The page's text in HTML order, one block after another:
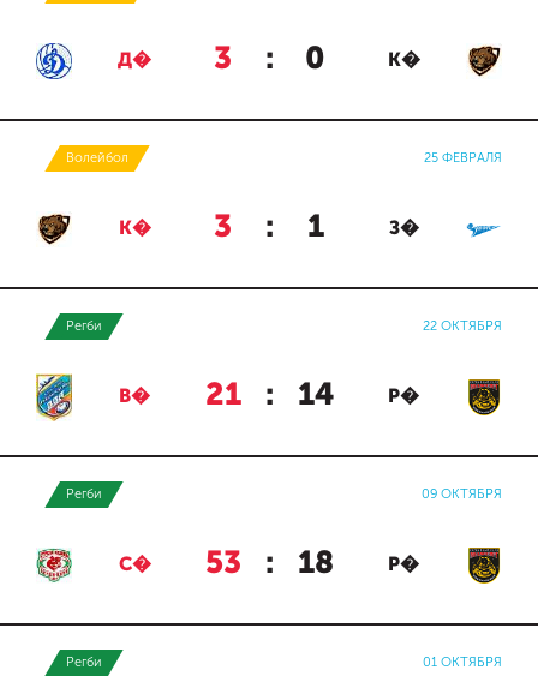
Д� 3 : 0 К�
Волейбол 25 ФЕВРАЛЯ
К� 3 : 1 З�
Регби 22 ОКТЯБРЯ
В� 21 : 14 Р�
Регби 09 ОКТЯБРЯ
С� 53 : 18 Р�
Регби 01 ОКТЯБРЯ